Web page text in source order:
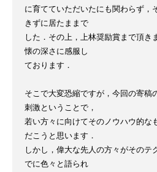
に育てていただいたにも関わらず，
きずに居たままで
した．その上，上林奨励賞まで頂き
懐の深さに感服し
ております．
そこで大変恐縮ですが，今回の寄稿
刺激ということで，
若い方々に向けてそのノウハウ的な
だこうと思います．
しかし，偉大な先人の方々がそのテ
でに色々と語られ